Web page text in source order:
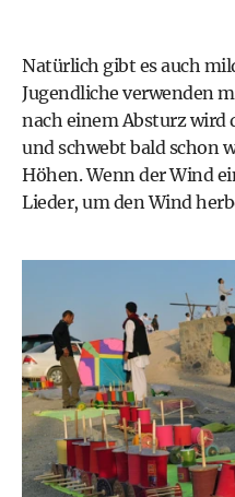
Natürlich gibt es auch
Jugendliche verwenden
nach einem Absturz wird
und schwebt bald schon
Höhen. Wenn der Wind
Lieder, um den Wind